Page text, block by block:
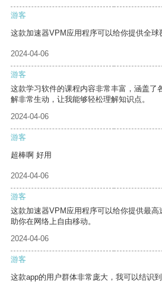
游客
这款加速器VPM应用程序可以给你提供全球
2024-04-06
游客
这款学习软件的课程内容非常丰富，涵盖了
解非常生动，让我能够轻松理解知识点。
2024-04-06
游客
超棒啊 好用
2024-04-06
游客
这款加速器VPM应用程序可以给你提供最
助你在网络上自由移动。
2024-04-06
游客
这款app的用户群体非常庞大，我可以结识